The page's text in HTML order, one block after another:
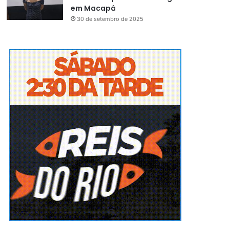
em Macapá
30 de setembro de 2025